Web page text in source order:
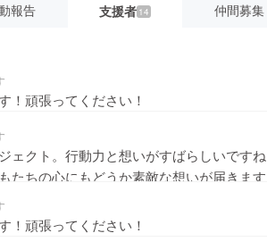
報告 支援者 14 仲間募集
！頑張ってください！
ェクト。行動力と想いがすばらしいです
たちの心にもどうか素敵な想いが届きます
！頑張ってください！